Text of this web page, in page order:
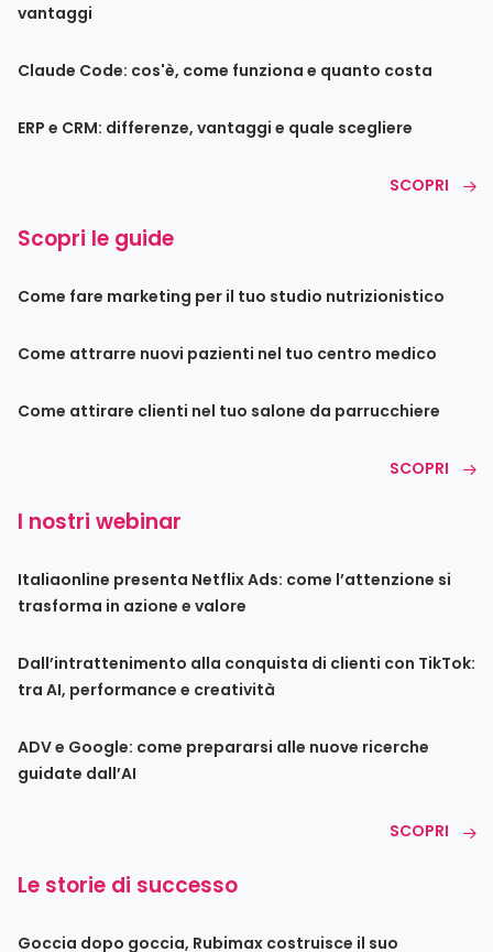
vantaggi
Claude Code: cos'è, come funziona e quanto costa
ERP e CRM: differenze, vantaggi e quale scegliere
SCOPRI
Scopri le guide
Come fare marketing per il tuo studio nutrizionistico
Come attrarre nuovi pazienti nel tuo centro medico
Come attirare clienti nel tuo salone da parrucchiere
SCOPRI
I nostri webinar
Italiaonline presenta Netflix Ads: come l’attenzione si
trasforma in azione e valore
Dall’intrattenimento alla conquista di clienti con TikTok:
tra AI, performance e creatività
ADV e Google: come prepararsi alle nuove ricerche
guidate dall’AI
SCOPRI
Le storie di successo
Goccia dopo goccia, Rubimax costruisce il suo